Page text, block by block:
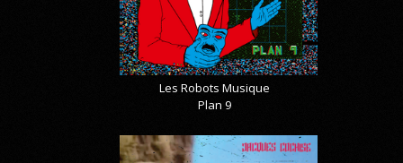
Les Robots Musique
Plan 9